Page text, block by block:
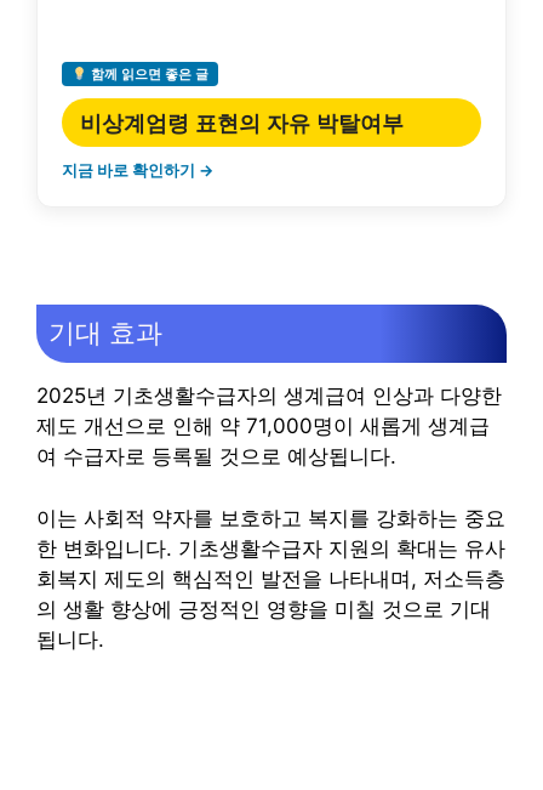
함께 읽으면 좋은 글
비상계엄령 표현의 자유 박탈여부
지금 바로 확인하기 →
기대 효과
2025년 기초생활수급자의 생계급여 인상과 다양한
제도 개선으로 인해 약 71,000명이 새롭게 생계급
여 수급자로 등록될 것으로 예상됩니다.
이는 사회적 약자를 보호하고 복지를 강화하는 중요
한 변화입니다. 기초생활수급자 지원의 확대는 유사
회복지 제도의 핵심적인 발전을 나타내며, 저소득층
의 생활 향상에 긍정적인 영향을 미칠 것으로 기대
됩니다.